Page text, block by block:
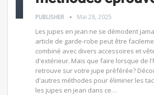
PUBLISHER Mai 28, 2025
Les jupes en jean ne se démodent
article de garde-robe peut être
combiné avec divers accessoires et
d'extérieur. Mais que faire lorsque de
retrouve sur votre jupe préférée?
d'autres méthodes pour éliminer les
les jupes en jean dans ce…